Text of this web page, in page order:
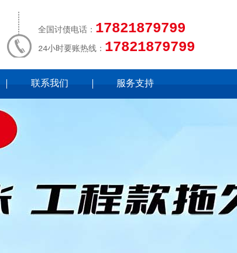
全国讨债电话： 17821879799
24小时要账热线： 17821879799
联系我们 服务支持